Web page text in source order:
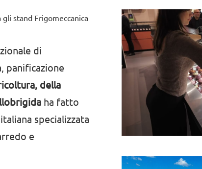
stand Frigomeccanica
di
panificazione
della
ha fatto
specializzata
e